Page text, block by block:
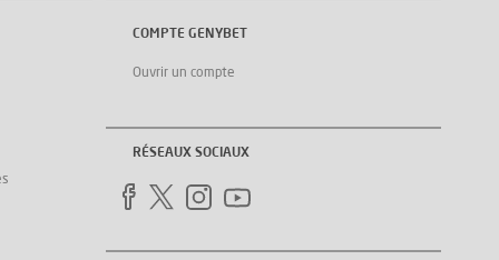
COMPTE GENYBET
Ouvrir un compte
RÉSEAUX SOCIAUX